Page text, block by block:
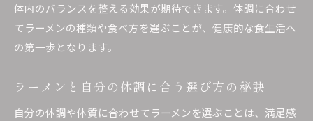
体内のバランスを整える効果が期待できます。体調に合わせ
てラーメンの種類や食べ方を選ぶことが、健康的な食生活へ
の第一歩となります。
ラーメンと自分の体調に合う選び方の秘訣
自分の体調や体質に合わせてラーメンを選ぶことは、満足感